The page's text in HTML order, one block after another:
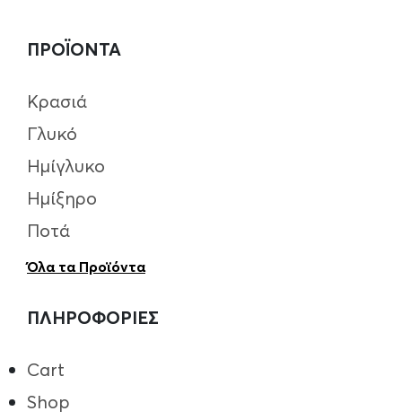
ΠΡΟΪΟΝΤΑ
Κρασιά
Γλυκό
Ημίγλυκο
Ημίξηρο
Ποτά
Όλα τα Προϊόντα
ΠΛΗΡΟΦΟΡΙΕΣ
Cart
Shop